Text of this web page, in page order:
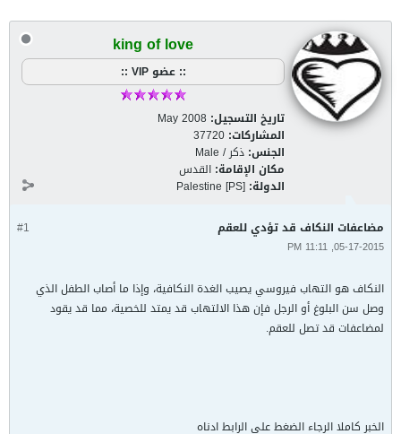
king of love
:: عضو VIP ::
تاريخ التسجيل: May 2008
المشاركات: 37720
الجنس: ذكر / Male
مكان الإقامة: القدس
الدولة: Palestine [PS]
#1 مضاعفات النكاف قد تؤدي للعقم
05-17-2015, 11:11 PM
النكاف هو التهاب فيروسي يصيب الغدة النكافية، وإذا ما أصاب الطفل الذي
وصل سن البلوغ أو الرجل فإن هذا الالتهاب قد يمتد للخصية، مما قد يقود
لمضاعفات قد تصل للعقم.
الخبر كاملا الرجاء الضغط على الرابط ادناه